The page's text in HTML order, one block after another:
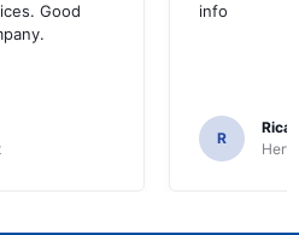
Good
info
R